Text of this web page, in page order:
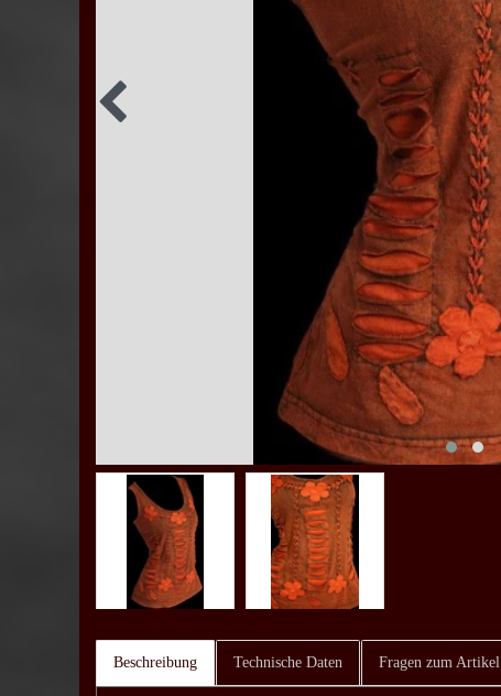
Beschreibung Technische Daten Fragen zum Artikel